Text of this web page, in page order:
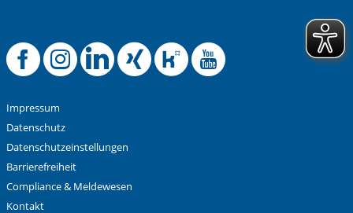
Offizielle
Offizielle
Offizielle
Offizielle
Offizielle
Impressum
Datenschutz
Datenschutzeinstellungen
Barrierefreiheit
Compliance & Meldewesen
Kontakt